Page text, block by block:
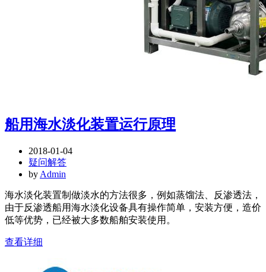
船用海水淡化装置运行原理
2018-01-04
疑问解答
by Admin
海水淡化装置制做淡水的方法很多，例如蒸馏法、反渗透法，
由于反渗透船用海水淡化设备具有操作简单，安装方便，造价
低等优势，已经被大多数船舶安装使用。
查看详细